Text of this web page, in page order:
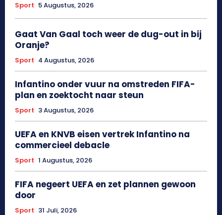
Sport 5 Augustus, 2026
Gaat Van Gaal toch weer de dug-out in bij
Oranje?
Sport 4 Augustus, 2026
Infantino onder vuur na omstreden FIFA-
plan en zoektocht naar steun
Sport 3 Augustus, 2026
UEFA en KNVB eisen vertrek Infantino na
commercieel debacle
Sport 1 Augustus, 2026
FIFA negeert UEFA en zet plannen gewoon
door
Sport 31 Juli, 2026